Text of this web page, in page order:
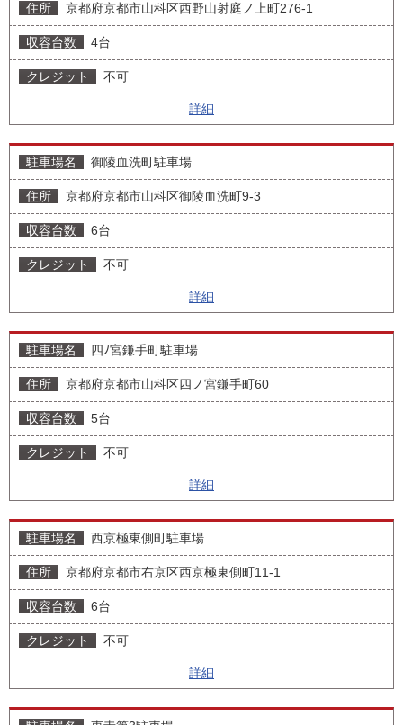
京都府京都市山科区西野山射庭ノ上町276-1
4台
不可
詳細
御陵血洗町駐車場
京都府京都市山科区御陵血洗町9-3
6台
不可
詳細
四ﾉ宮鎌手町駐車場
京都府京都市山科区四ノ宮鎌手町60
5台
不可
詳細
西京極東側町駐車場
京都府京都市右京区西京極東側町11-1
6台
不可
詳細